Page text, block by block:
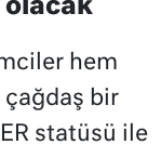
olacak
hem
çağdaş bir
statüsü ile